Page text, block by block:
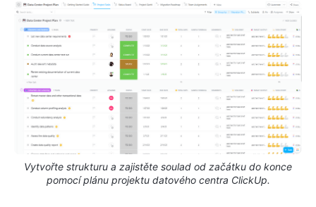
Vytvořte strukturu a zajistěte soulad od začátku do konce
pomocí plánu projektu datového centra ClickUp.